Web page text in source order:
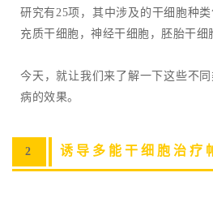
研究有25项，其中涉及的干细胞种
充质干细胞，神经干细胞，胚胎干细
今天，就让我们来了解一下这些不
病的效果。
2 诱导多能干细胞治疗